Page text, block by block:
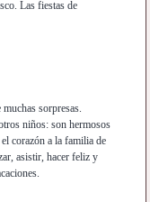
Las fiestas de
sorpresas.
niños: son hermosos
corazón a la familia de
asistir, hacer feliz y